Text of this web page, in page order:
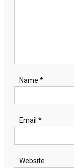
Name *
Email *
Website